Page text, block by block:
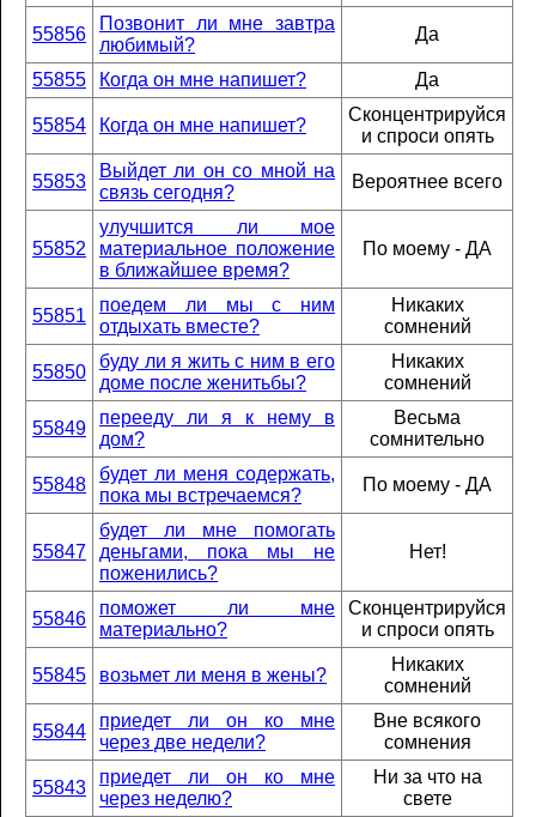
55856
Позвонит ли мне завтра
любимый?
Да
55855 Когда он мне напишет? Да
55854 Когда он мне напишет?
Сконцентрируйся
и спроси опять
55853
Выйдет ли он со мной на
связь сегодня?
Вероятнее всего
55852
улучшится ли мое
материальное положение
в ближайшее время?
По моему - ДА
55851
поедем ли мы с ним
отдыхать вместе?
Никаких
сомнений
55850
буду ли я жить с ним в его
доме после женитьбы?
Никаких
сомнений
55849
перееду ли я к нему в
дом?
Весьма
сомнительно
55848
будет ли меня содержать,
пока мы встречаемся?
По моему - ДА
55847
будет ли мне помогать
деньгами, пока мы не
поженились?
Нет!
55846
поможет ли мне
материально?
Сконцентрируйся
и спроси опять
55845 возьмет ли меня в жены?
Никаких
сомнений
55844
приедет ли он ко мне
через две недели?
Вне всякого
сомнения
55843
приедет ли он ко мне
через неделю?
Ни за что на
свете